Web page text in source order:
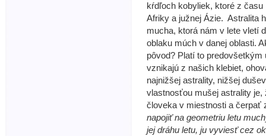
kŕdľoch kobyliek, ktoré z
Afriky a južnej Ázie. Astralita
mucha, ktorá nám v lete vletí
oblaku múch v danej oblasti.
pôvod? Platí to
vznikajú z našich klebiet,
najnižšej astrality, nižšej
vlastnosťou mušej astrality je,
človeka v miestnosti a čerpať
napojiť na geometriu letu
jej dráhu letu, ju vyviesť cez